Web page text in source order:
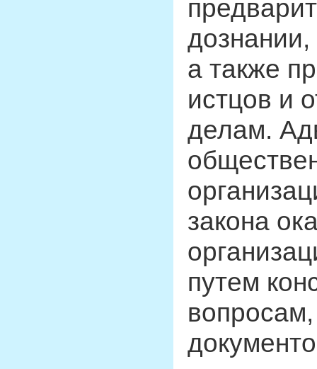
а также
истцов и
делам.
закона
путем